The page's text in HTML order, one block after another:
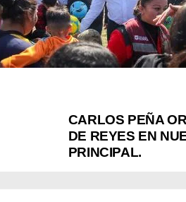
CARLOS PEÑA
DE REYES EN
PRINCIPAL.